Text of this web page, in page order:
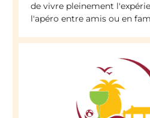
de vivre pleinement
l'apéro entre amis ou en